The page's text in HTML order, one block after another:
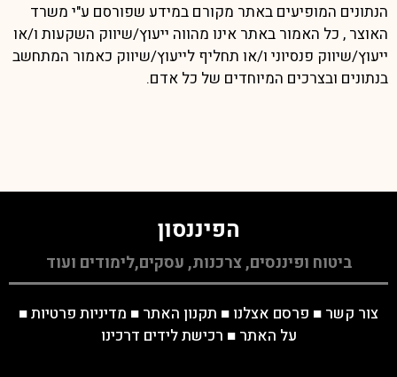
הנתונים המופיעים באתר מקורם במידע שפורסם ע"י משרד
האוצר , כל האמור באתר אינו מהווה ייעוץ/שיווק השקעות ו/או
ייעוץ/שיווק פנסיוני ו/או תחליף לייעוץ/שיווק כאמור המתחשב
בנתונים ובצרכים המיוחדים של כל אדם.
הפיננסון
ביטוח ופיננסים, צרכנות, עסקים,לימודים ועוד
צור קשר ■ פרסם אצלנו ■ תקנון האתר ■ מדיניות פרטיות■
על האתר ■ רכישת לידים דרכינו